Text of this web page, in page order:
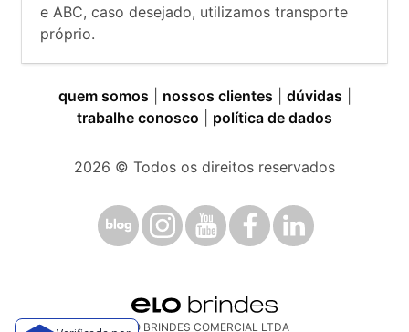
e ABC, caso desejado, utilizamos transporte
próprio.
quem somos nossos clientes dúvidas
trabalhe conosco
política de dados
2026 © Todos os direitos reservados
ELO BRINDES COMERCIAL LTDA